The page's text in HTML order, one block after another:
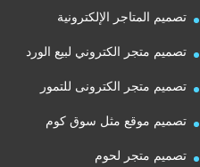
تصميم المتاجر الإلكترونية
تصميم متجر الكتروني لبيع الورد
تصميم متجر الكترونى للتمور
تصميم موقع مثل سوق كوم
تصميم متجر لحوم